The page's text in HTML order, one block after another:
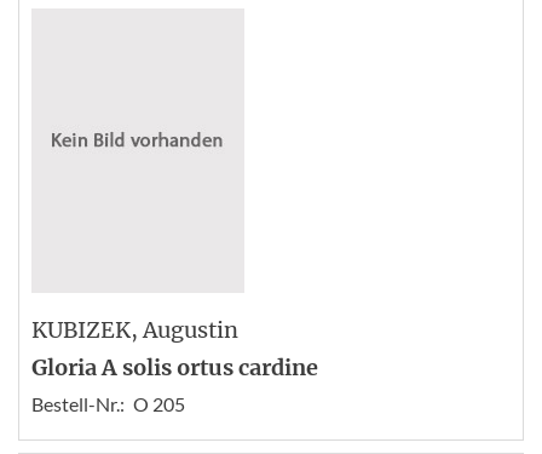
KUBIZEK, Augustin
Gloria A solis ortus cardine
Bestell-Nr.: O 205